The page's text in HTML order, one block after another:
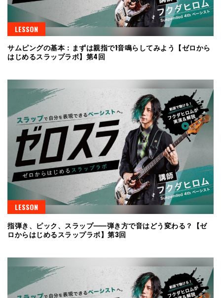
LESSON
サムピングの基本：まずは親指で1音鳴らしてみよう【ゼロから
はじめるスラップラボ】第4回
LESSON
指弾き、ピック、スラップ⸺弾き方で音はどう変わる？【ゼ
ロからはじめるスラップラボ】第3回